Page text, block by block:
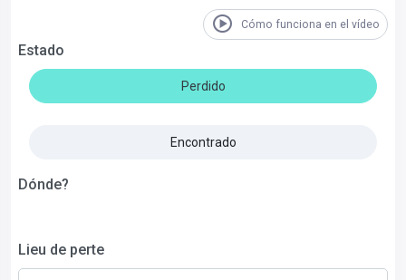
Cómo funciona en el vídeo
Estado
Perdido
Encontrado
Dónde?
Lieu de perte